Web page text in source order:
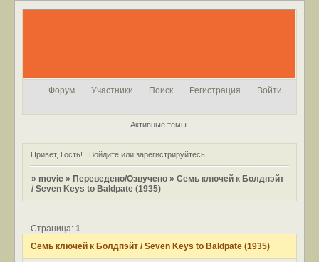
Форум Участники Поиск Регистрация Войти
Активные темы
Привет, Гость! Войдитеили зарегистрируйтесь.
»movie » Переведено/Озвучено »Семь ключей к Болдпэйт
/ Seven Keys to Baldpate (1935)
Семь ключей к Болдпэйт / Seven Keys to Baldpate (1935)
Страница:1